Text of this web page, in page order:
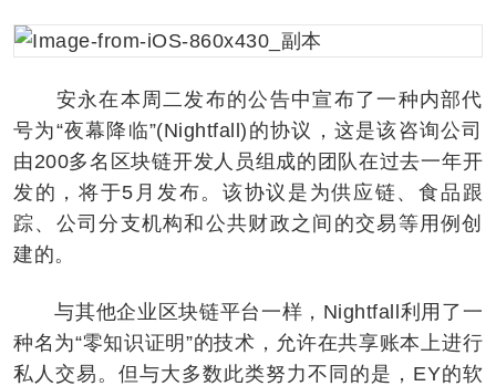
安永在本周二发布的公告中宣布了一种内部代
号为“夜幕降临”(Nightfall)的协议，这是该咨询公司
由200多名区块链开发人员组成的团队在过去一年开
发的，将于5月发布。该协议是为供应链、食品跟
踪、公司分支机构和公共财政之间的交易等用例创
建的。
与其他企业区块链平台一样，Nightfall利用了一
种名为“零知识证明”的技术，允许在共享账本上进行
私人交易。但与大多数此类努力不同的是，EY的软